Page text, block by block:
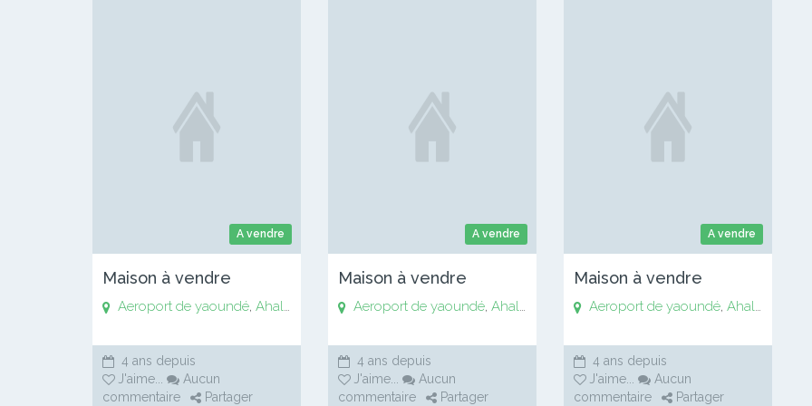
A vendre
Maison à vendre
Aeroport de yaoundé,Ahala Anguissa,Awaé,Bankomo,Biyem assi Centre ville de Soa,Chapelle Essos,
4 ans depuis
J'aime ...
Aucun
commentaire
Partager
A vendre
Maison à vendre
Aeroport de yaoundé,Ahala Anguissa,Awaé,Bankomo,Biyem assi
4 ans depuis
J'aime ...
Aucun
commentaire
Partager
A vendre
Maison à vendre
Aeroport de yaoundé,Ahala
4 ans depuis
J'aime ...
Aucun
commentaire
Partager